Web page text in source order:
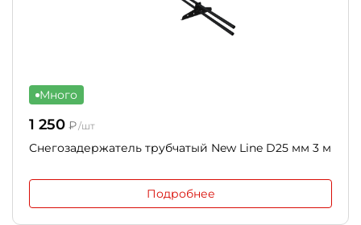
Много
1 250 ₽/шт
Снегозадержатель трубчатый New Line D25 мм 3 м
Подробнее